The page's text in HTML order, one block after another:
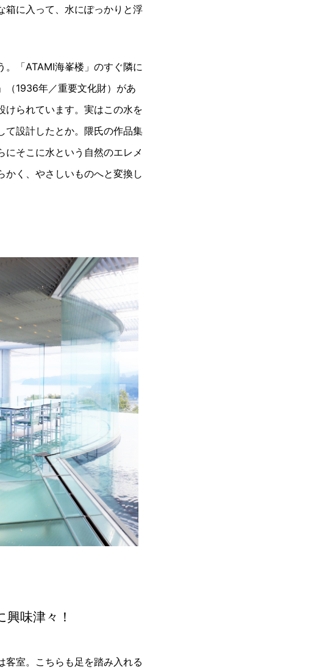
箱に入って、水にぽっかりと浮
。「ATAMI海峯楼」のすぐ隣に
（1936年／重要文化財）があ
けられています。実はこの水を
て設計したとか。隈氏の作品集
そこに水という自然のエレメ
かく、やさしいものへと変換し
味津々！
客室。こちらも足を踏み入れる